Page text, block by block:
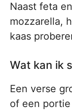
Naast feta
mozzarella,
kaas
Wat kan ik
Een verse
of een